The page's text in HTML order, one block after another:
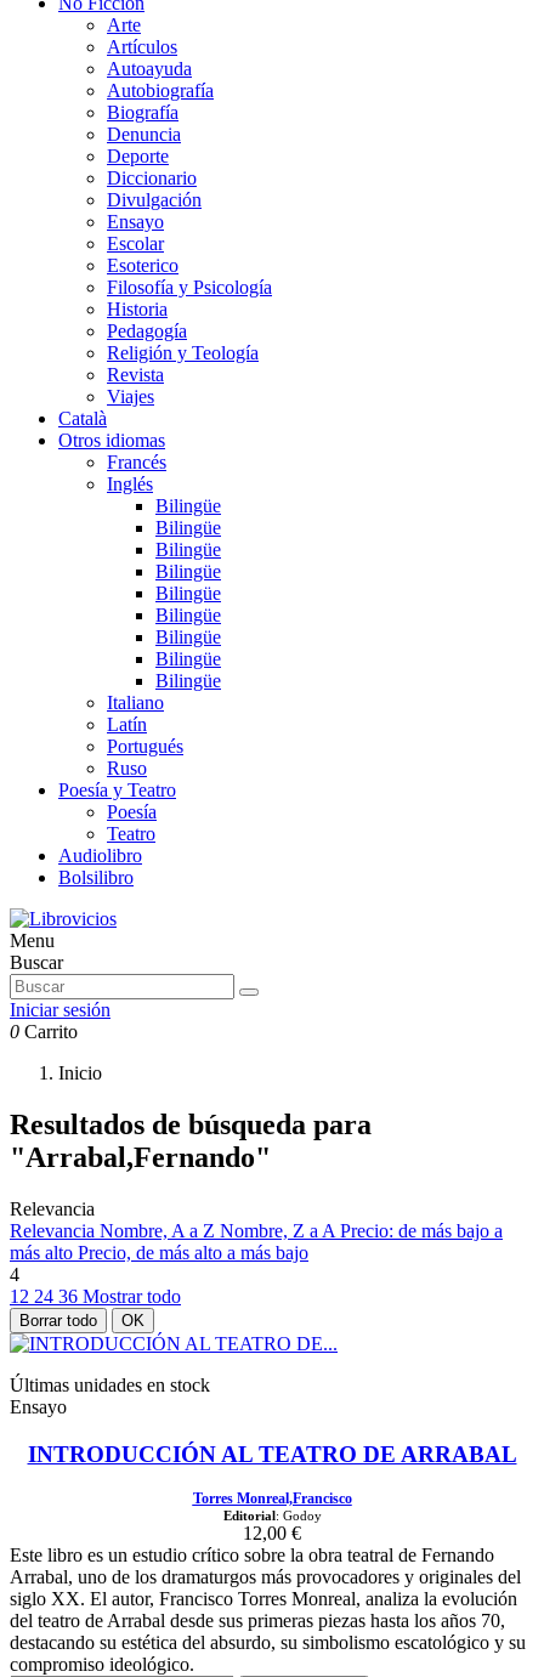
Arte
Artículos
Autoayuda
Autobiografía
Biografía
Denuncia
Deporte
Diccionario
Divulgación
Ensayo
Escolar
Esoterico
Filosofía y Psicología
Historia
Pedagogía
Religión y Teología
Revista
Viajes
Català
Otros idiomas
Francés
Inglés
Bilingüe
Bilingüe
Bilingüe
Bilingüe
Bilingüe
Bilingüe
Bilingüe
Bilingüe
Bilingüe
Italiano
Latín
Portugués
Ruso
Poesía y Teatro
Poesía
Teatro
Audiolibro
Bolsilibro
Menu
Buscar
Iniciar sesión
0 Carrito
Inicio
Resultados de búsqueda para
"Arrabal,Fernando"
Relevancia
Relevancia Nombre, A a Z Nombre, Z a A Precio: de más bajo a
más alto Precio, de más alto a más bajo
4
12 24 36 Mostrar todo
Borrar todo OK
Últimas unidades en stock
Ensayo
INTRODUCCIÓN AL TEATRO DE ARRABAL
Torres Monreal,Francisco
Editorial : Godoy
12,00 €
Este libro es un estudio crítico sobre la obra teatral de Fernando
Arrabal, uno de los dramaturgos más provocadores y originales del
siglo XX. El autor, Francisco Torres Monreal, analiza la evolución
del teatro de Arrabal desde sus primeras piezas hasta los años 70,
destacando su estética del absurdo, su simbolismo escatológico y su
compromiso ideológico.